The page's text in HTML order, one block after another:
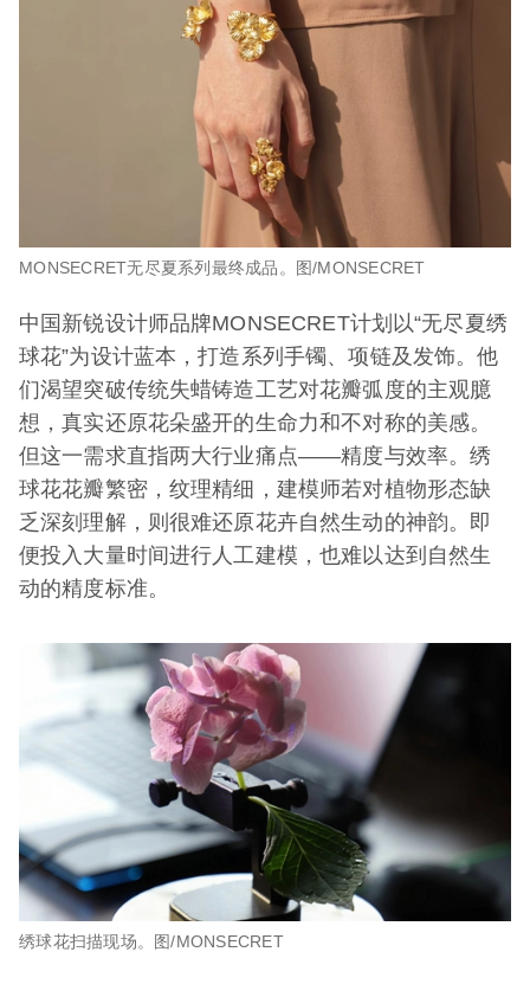
MONSECRET无尽夏系列最终成品。图/MONSECRET
中国新锐设计师品牌MONSECRET计划以“无尽夏绣
球花”为设计蓝本，打造系列手镯、项链及发饰。他
们渴望突破传统失蜡铸造工艺对花瓣弧度的主观臆
想，真实还原花朵盛开的生命力和不对称的美感。
但这一需求直指两大行业痛点——精度与效率。绣
球花花瓣繁密，纹理精细，建模师若对植物形态缺
乏深刻理解，则很难还原花卉自然生动的神韵。即
便投入大量时间进行人工建模，也难以达到自然生
动的精度标准。
绣球花扫描现场。图/MONSECRET